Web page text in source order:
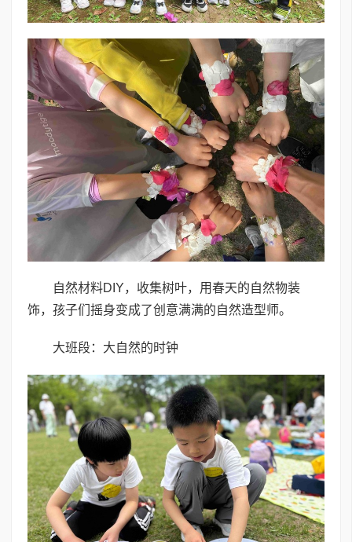
自然材料DIY，收集树叶，用春天的自然物装
饰，孩子们摇身变成了创意满满的自然造型师。
大班段：大自然的时钟